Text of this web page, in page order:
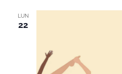
LUN
22